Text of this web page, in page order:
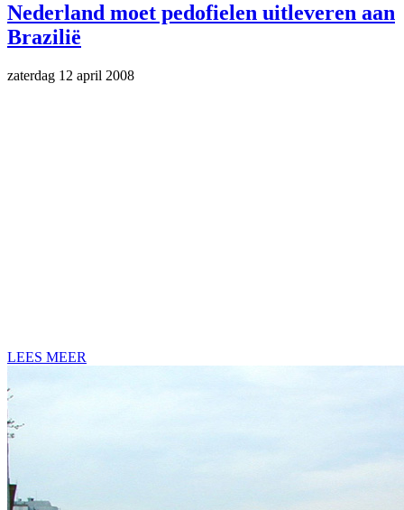
Nederland moet pedofielen uitleveren aan
Brazilië
zaterdag 12 april 2008
LEES MEER